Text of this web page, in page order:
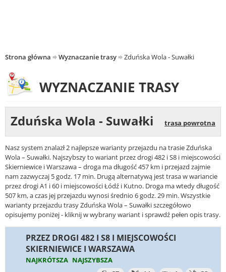
Strona główna Wyznaczanie trasy Zduńska Wola - Suwałki
WYZNACZANIE TRASY
Zduńska Wola - Suwałki trasa powrotna
Nasz system znalazł 2 najlepsze warianty przejazdu na trasie Zduńska
Wola – Suwałki. Najszybszy to wariant przez drogi 482 i S8 i miejscowości
Skierniewice i Warszawa – droga ma długość 457 km i przejazd zajmie
nam zazwyczaj 5 godz. 17 min. Drugą alternatywą jest trasa w wariancie
przez drogi A1 i 60 i miejscowości Łódź i Kutno. Droga ma wtedy długość
507 km, a czas jej przejazdu wynosi średnio 6 godz. 29 min. Wszystkie
warianty przejazdu trasy Zduńska Wola – Suwałki szczegółowo
opisujemy poniżej - kliknij w wybrany wariant i sprawdź pełen opis trasy.
PRZEZ DROGI 482 I S8 I MIEJSCOWOŚCI
SKIERNIEWICE I WARSZAWA
NAJKRÓTSZA NAJSZYBSZA